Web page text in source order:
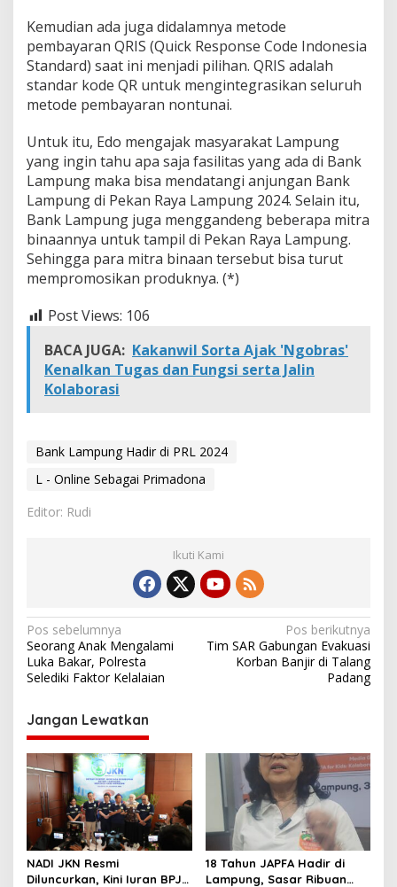
Kemudian ada juga didalamnya metode
pembayaran QRIS (Quick Response Code Indonesia
Standard) saat ini menjadi pilihan. QRIS adalah
standar kode QR untuk mengintegrasikan seluruh
metode pembayaran nontunai.
Untuk itu, Edo mengajak masyarakat Lampung
yang ingin tahu apa saja fasilitas yang ada di Bank
Lampung maka bisa mendatangi anjungan Bank
Lampung di Pekan Raya Lampung 2024. Selain itu,
Bank Lampung juga menggandeng beberapa mitra
binaannya untuk tampil di Pekan Raya Lampung.
Sehingga para mitra binaan tersebut bisa turut
mempromosikan produknya. (*)
Post Views: 106
BACA JUGA: Kakanwil Sorta Ajak 'Ngobras'
Kenalkan Tugas dan Fungsi serta Jalin
Kolaborasi
Bank Lampung Hadir di PRL 2024
L - Online Sebagai Primadona
Editor: Rudi
Ikuti Kami
N
a
v
i
g
a
s
i
p
o
Pos sebelumnya
Seorang Anak Mengalami
Luka Bakar, Polresta
Selediki Faktor Kelalaian
Pos berikutnya
Tim SAR Gabungan Evakuasi
Korban Banjir di Talang
Padang
Jangan Lewatkan
NADI JKN Resmi
Diluncurkan, Kini Iuran BPJS
18 Tahun JAPFA Hadir di
Lampung, Sasar Ribuan